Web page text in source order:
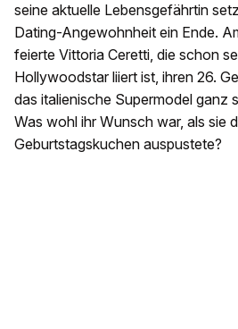
seine aktuelle Lebensgefährtin
Dating-Angewohnheit ein Ende.
feierte Vittoria Ceretti, die schon
Hollywoodstar liiert ist, ihren 26.
das italienische Supermodel ganz
Was wohl ihr Wunsch war, als sie
Geburtstagskuchen auspustete?